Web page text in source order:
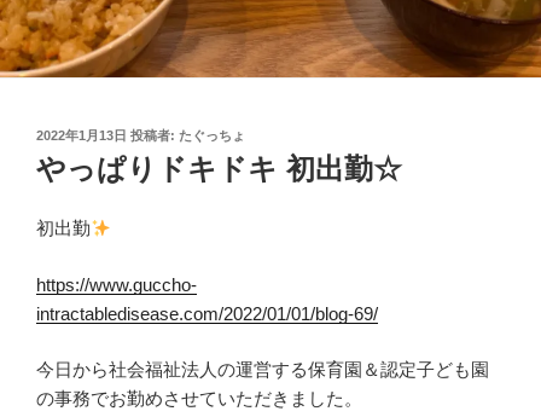
投
稿
日:
2022年1月13日 投稿者: たぐっちょ
やっぱりドキドキ 初出勤☆
初出勤
https://www.guccho-
intractabledisease.com/2022/01/01/blog-69/
今日から社会福祉法人の運営する保育園＆認定子ども園
の事務でお勤めさせていただきました。